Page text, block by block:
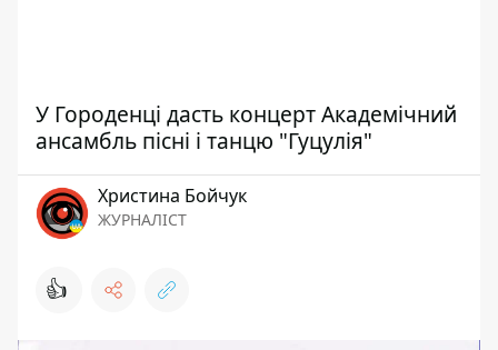
У Городенці дасть концерт Академічний
ансамбль пісні і танцю "Гуцулія"
Христина Бойчук
ЖУРНАЛІСТ
👍